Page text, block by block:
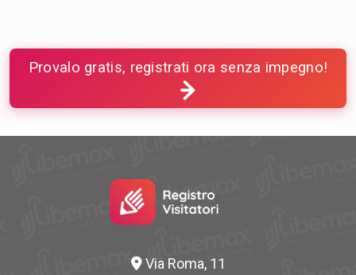
Provalo gratis, registrati ora senza impegno!
Via Roma, 11